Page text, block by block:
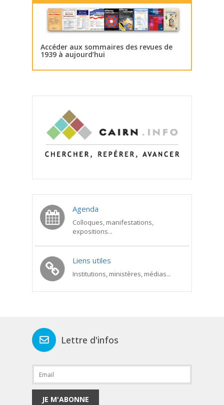
Accéder aux sommaires des revues de
1939 à aujourd’hui
Agenda
Colloques, manifestations,
expositions...
Liens utiles
Institutions, ministères, médias...
Lettre d'infos
JE M'ABONNE